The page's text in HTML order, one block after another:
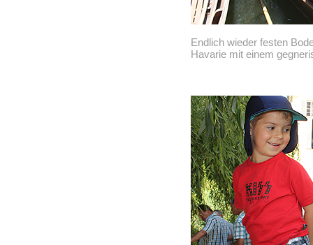
Endlich wieder festen
Havarie mit einem